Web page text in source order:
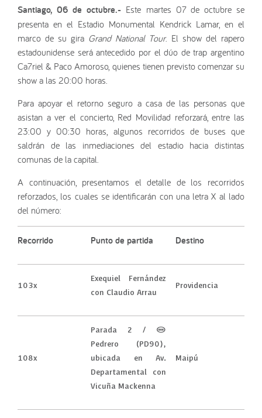
Santiago, 06 de octubre.- Este martes 07 de octubre se
presenta en el Estadio Monumental Kendrick Lamar, en el
marco de su gira Grand National Tour. El show del rapero
estadounidense será antecedido por el dúo de trap argentino
Ca7riel & Paco Amoroso, quienes tienen previsto comenzar su
show a las 20:00 horas.
Para apoyar el retorno seguro a casa de las personas que
asistan a ver el concierto, Red Movilidad reforzará, entre las
23:00 y 00:30 horas, algunos recorridos de buses que
saldrán de las inmediaciones del estadio hacia distintas
comunas de la capital.
A continuación, presentamos el detalle de los recorridos
reforzados, los cuales se identificarán con una letra X al lado
del número:
Recorrido Punto de partida Destino
103x
Exequiel Fernández
con Claudio Arrau
Providencia
108x
Parada 2 / (M)
Pedrero (PD90),
ubicada en Av.
Departamental con
Vicuña Mackenna
Maipú